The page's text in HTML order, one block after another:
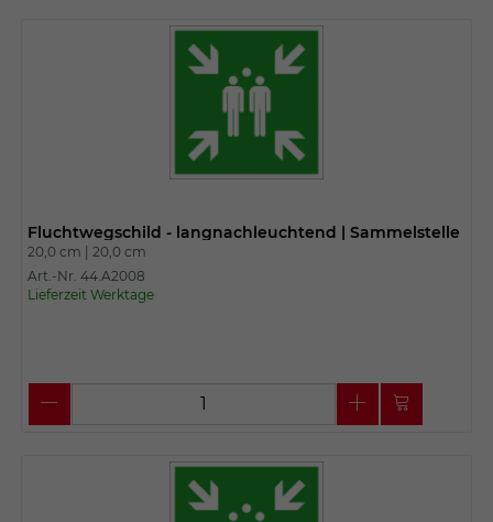
Fluchtwegschild - langnachleuchtend | Sammelstelle
20,0 cm | 20,0 cm
Art.-Nr. 44.A2008
Lieferzeit Werktage